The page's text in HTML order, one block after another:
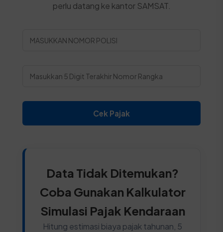
perlu datang ke kantor SAMSAT.
Cek Pajak
Data Tidak Ditemukan?
Coba Gunakan Kalkulator
Simulasi Pajak Kendaraan
Hitung estimasi biaya pajak tahunan, 5